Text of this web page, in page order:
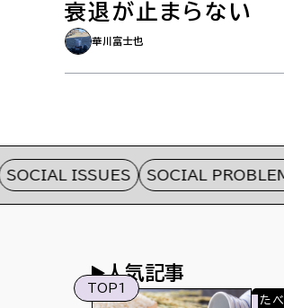
衰退が止まらない
華川富士也
ISSUES SOCIAL PROBLEMS
人気記事
TOP1
た